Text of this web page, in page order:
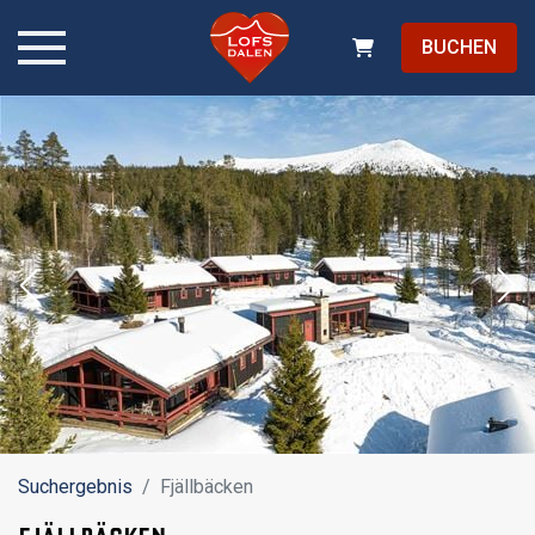
BUCHEN
Suchergebnis Fjällbäcken